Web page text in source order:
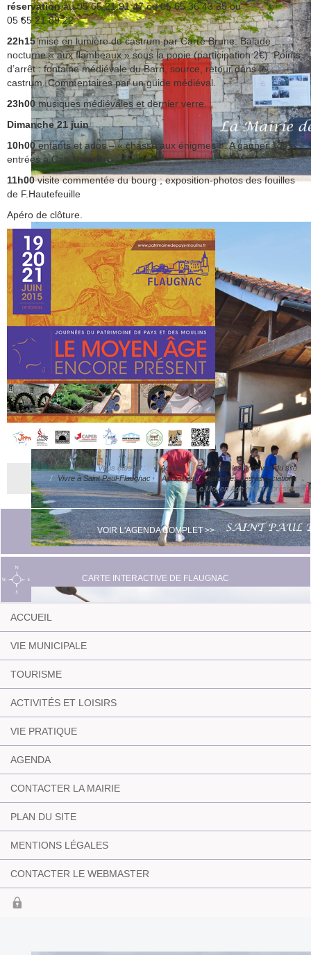
réservationau 05 65 21 91 47 ou 05 65 36 43 35 ou
05 65 21 89 22
22h15mise en lumière du castrum par Carré Brune. Balade
nocturne « aux flambeaux » sous la popie (participation 2€). Points
d’arrêt : fontaine médiévale du Barri, source, retour dans le
castrum. Commentaires par un guide médiéval.
23h00musiques médiévales et dernier verre.
Dimanche 21 juin
10h00enfants et ados – « chasse aux énigmes ». A gagner : des
entrées à Cap Nature.
11h00visite commentée du bourg ; exposition-photos des fouilles
de F.Hautefeuille
Apéro de clôture.
Vous êtes ici : Accueil
Consultez les archives du site
Vivre à Saint Paul-Flaugnac
Actualités
Actualités des associations
Le Moyen Age encore présent
VOIR L'AGENDA COMPLET >>
CARTE INTERACTIVE DE FLAUGNAC
ACCUEIL
VIE MUNICIPALE
TOURISME
ACTIVITÉS ET LOISIRS
VIE PRATIQUE
AGENDA
CONTACTER LA MAIRIE
PLAN DU SITE
MENTIONS LÉGALES
CONTACTER LE WEBMASTER